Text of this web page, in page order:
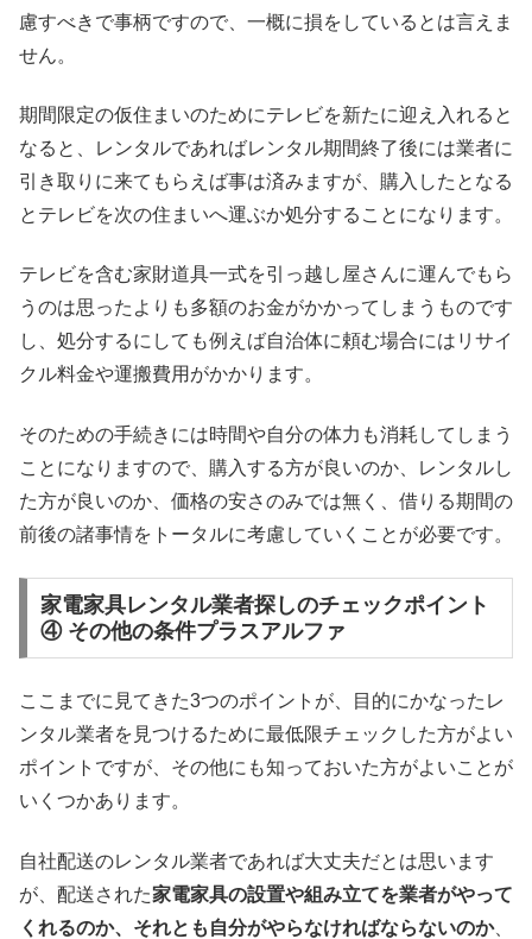
慮すべきで事柄ですので、一概に損をしているとは言えま
せん。
期間限定の仮住まいのためにテレビを新たに迎え入れると
なると、レンタルであればレンタル期間終了後には業者に
引き取りに来てもらえば事は済みますが、購入したとなる
とテレビを次の住まいへ運ぶか処分することになります。
テレビを含む家財道具一式を引っ越し屋さんに運んでもら
うのは思ったよりも多額のお金がかかってしまうものです
し、処分するにしても例えば自治体に頼む場合にはリサイ
クル料金や運搬費用がかかります。
そのための手続きには時間や自分の体力も消耗してしまう
ことになりますので、購入する方が良いのか、レンタルし
た方が良いのか、価格の安さのみでは無く、借りる期間の
前後の諸事情をトータルに考慮していくことが必要です。
家電家具レンタル業者探しのチェックポイント
④ その他の条件プラスアルファ
ここまでに見てきた3つのポイントが、目的にかなったレ
ンタル業者を見つけるために最低限チェックした方がよい
ポイントですが、その他にも知っておいた方がよいことが
いくつかあります。
自社配送のレンタル業者であれば大丈夫だとは思います
が、配送された家電家具の設置や組み立てを業者がやって
くれるのか、それとも自分がやらなければならないのか、